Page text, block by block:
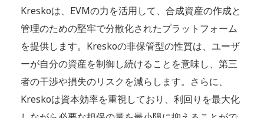
Kreskoは、EVMの力を活用して、合成資産の作成と
管理のための堅牢で分散化されたプラットフォーム
を提供します。Kreskoの非保管型の性質は、ユーザ
ーが自分の資産を制御し続けることを意味し、第三
者の干渉や損失のリスクを減らします。さらに、
Kreskoは資本効率を重視しており、利回りを最大化